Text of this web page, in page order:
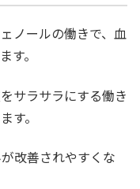
ノールの働きで、血
す。
サラサラにする働き
す。
改善されやすくな